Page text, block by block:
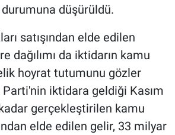
durumuna düşürüldü.
satışından elde edilen
dağılımı da iktidarın kamu
hoyrat tutumunu gözler
iktidara geldiği Kasım
gerçekleştirilen kamu
elde edilen gelir, 33 milyar